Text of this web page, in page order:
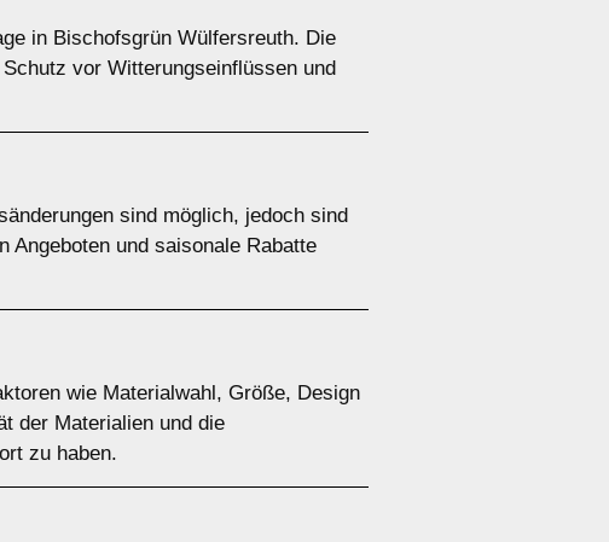
in Bischofsgrün Wülfersreuth. Die
vor Witterungseinflüssen und
sind möglich, jedoch sind
Angeboten und saisonale Rabatte
wie Materialwahl, Größe, Design
der Materialien und die
zu haben.